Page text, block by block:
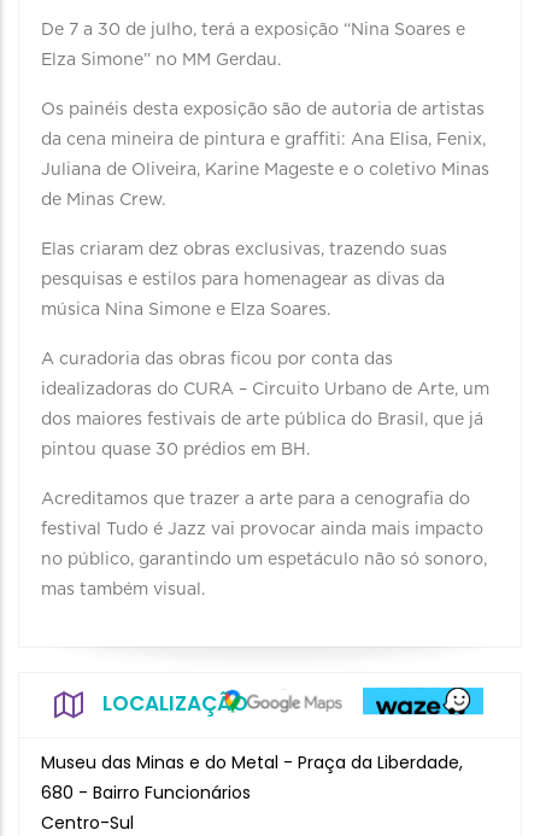
De 7 a 30 de julho, terá a exposição “Nina Soares e
Elza Simone” no MM Gerdau.
Os painéis desta exposição são de autoria de artistas
da cena mineira de pintura e graffiti: Ana Elisa, Fenix,
Juliana de Oliveira, Karine Mageste e o coletivo Minas
de Minas Crew.
Elas criaram dez obras exclusivas, trazendo suas
pesquisas e estilos para homenagear as divas da
música Nina Simone e Elza Soares.
A curadoria das obras ficou por conta das
idealizadoras do CURA – Circuito Urbano de Arte, um
dos maiores festivais de arte pública do Brasil, que já
pintou quase 30 prédios em BH.
Acreditamos que trazer a arte para a cenografia do
festival Tudo é Jazz vai provocar ainda mais impacto
no público, garantindo um espetáculo não só sonoro,
mas também visual.
LOCALIZAÇÃO
Museu das Minas e do Metal - Praça da Liberdade,
680 - Bairro Funcionários
Centro-Sul